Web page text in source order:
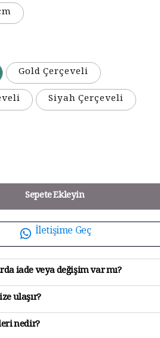
Gold Çerçeveli
Siyah Çerçeveli
Sepete Ekleyin
İletişime Geç
iade veya değişim var mı?
ulaşır?
nedir?